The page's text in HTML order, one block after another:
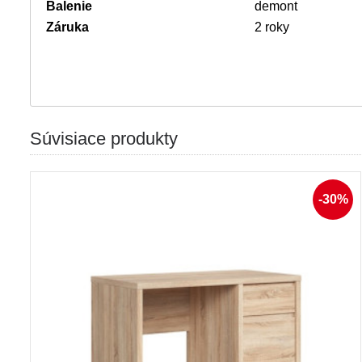
Balenie
demont
Záruka
2 roky
Súvisiace produkty
-30%